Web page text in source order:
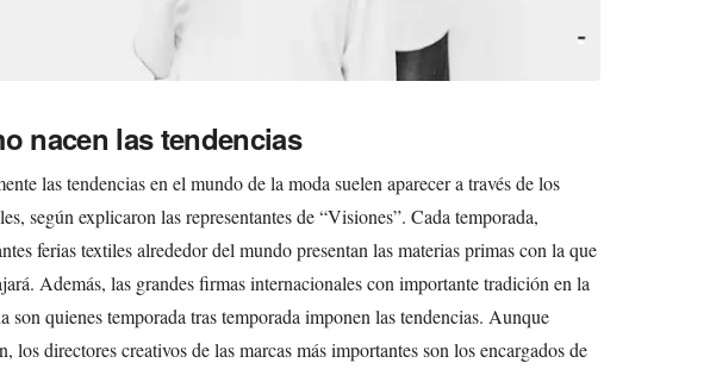
nacen las tendencias
las tendencias en el mundo de la moda suelen aparecer a través de los
según explicaron las representantes de “Visiones”. Cada temporada,
ferias textiles alrededor del mundo presentan las materias primas con la que
Además, las grandes firmas internacionales con importante tradición en la
son quienes temporada tras temporada imponen las tendencias. Aunque
los directores creativos de las marcas más importantes son los encargados de